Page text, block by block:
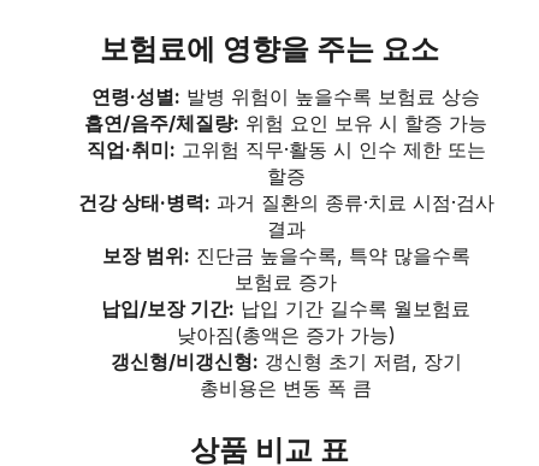
보험료에 영향을 주는 요소
연령·성별: 발병 위험이 높을수록 보험료 상승
흡연/음주/체질량: 위험 요인 보유 시 할증 가능
직업·취미: 고위험 직무·활동 시 인수 제한 또는
할증
건강 상태·병력: 과거 질환의 종류·치료 시점·검사
결과
보장 범위: 진단금 높을수록, 특약 많을수록
보험료 증가
납입/보장 기간: 납입 기간 길수록 월보험료
낮아짐(총액은 증가 가능)
갱신형/비갱신형: 갱신형 초기 저렴, 장기
총비용은 변동 폭 큼
상품 비교 표